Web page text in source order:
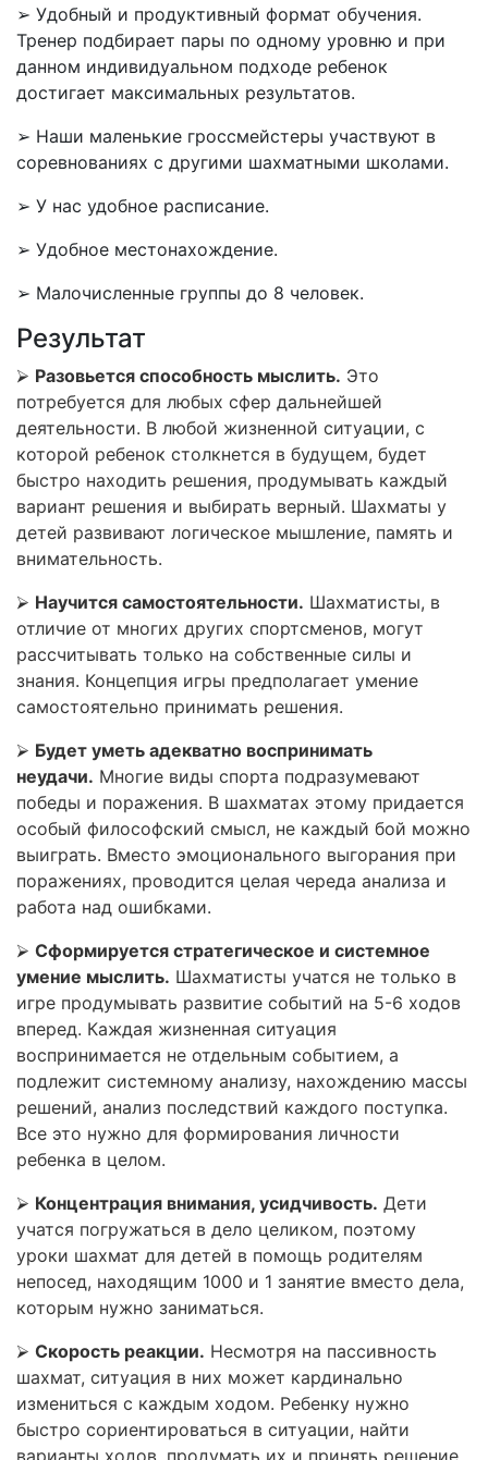
➢ Удобный и продуктивный формат обучения.
Тренер подбирает пары по одному уровню и при
данном индивидуальном подходе ребенок
достигает максимальных результатов.
➢ Наши маленькие гроссмейстеры участвуют в
соревнованиях с другими шахматными школами.
➢ У нас удобное расписание.
➢ Удобное местонахождение.
➢ Малочисленные группы до 8 человек.
Результат
⮚ Разовьется способность мыслить. Это
потребуется для любых сфер дальнейшей
деятельности. В любой жизненной ситуации, с
которой ребенок столкнется в будущем, будет
быстро находить решения, продумывать каждый
вариант решения и выбирать верный. Шахматы у
детей развивают логическое мышление, память и
внимательность.
⮚ Научится самостоятельности. Шахматисты, в
отличие от многих других спортсменов, могут
рассчитывать только на собственные силы и
знания. Концепция игры предполагает умение
самостоятельно принимать решения.
⮚ Будет уметь адекватно воспринимать
неудачи. Многие виды спорта подразумевают
победы и поражения. В шахматах этому придается
особый философский смысл, не каждый бой можно
выиграть. Вместо эмоционального выгорания при
поражениях, проводится целая череда анализа и
работа над ошибками.
⮚ Сформируется стратегическое и системное
умение мыслить. Шахматисты учатся не только в
игре продумывать развитие событий на 5-6 ходов
вперед. Каждая жизненная ситуация
воспринимается не отдельным событием, а
подлежит системному анализу, нахождению массы
решений, анализ последствий каждого поступка.
Все это нужно для формирования личности
ребенка в целом.
⮚ Концентрация внимания, усидчивость. Дети
учатся погружаться в дело целиком, поэтому
уроки шахмат для детей в помощь родителям
непосед, находящим 1000 и 1 занятие вместо дела,
которым нужно заниматься.
⮚ Скорость реакции. Несмотря на пассивность
шахмат, ситуация в них может кардинально
измениться с каждым ходом. Ребенку нужно
быстро сориентироваться в ситуации, найти
варианты ходов, продумать их и принять решение.